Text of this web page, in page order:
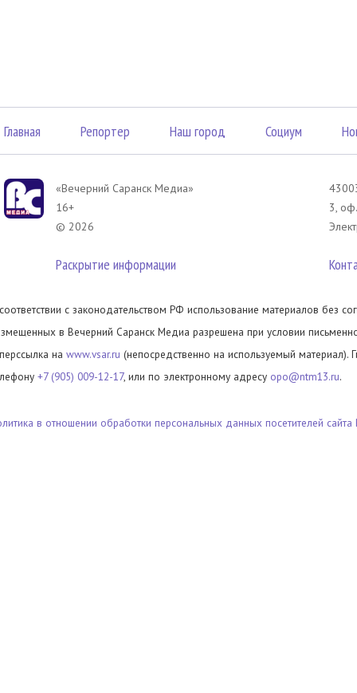
Главная Репортер Наш город Социум
«Вечерний Саранск Mедиа»
16+
© 2026
Раскрытие информации
3,
с законодательством РФ использование материалов без
в Вечерний Саранск Медиа разрешена при условии
на www.vsar.ru (непосредственно на используемый материал).
+7 (905) 009-12-17, или по электронному адресу opo@ntm13.ru.
в отношении обработки персональных данных посетителей